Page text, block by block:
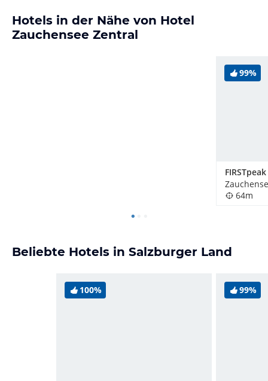
Hotels in der Nähe von Hotel
Zauchensee Zentral
99%
64m
Beliebte Hotels in Salzburger Land
100% 99%